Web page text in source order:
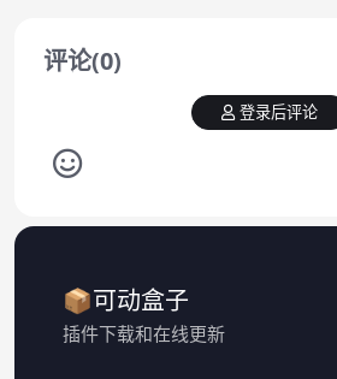
评论(0)
登录后评论
📦可动盒子
插件下载和在线更新